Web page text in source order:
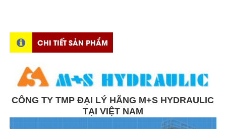
CHI TIẾT SẢN PHẨM
CÔNG TY TMP ĐẠI LÝ HÃNG M+S HYDRAULIC
TẠI VIỆT NAM